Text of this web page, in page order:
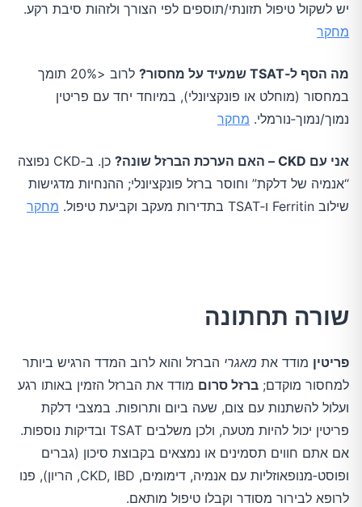
יש לשקול טיפול תזונתי/תוספים לפי הצורך ולזהות סיבת רקע.
מחקר
מה הסף ל‑TSAT שמעיד על מחסור?
לרוב <20% תומך
במחסור (מוחלט או פונקציונלי), במיוחד יחד עם פריטין
נמוך/נמוך‑נורמלי. מחקר
אני עם CKD – האם הערכת הברזל שונה?
כן. ב‑CKD נפוצה
“אנמיה של דלקת” וחוסר ברזל פונקציונלי; ההנחיות מדגישות
שילוב Ferritin ו‑TSAT בתדירות מעקב וקביעת טיפול.
מחקר
שורה תחתונה
פריטין מודד את מאגרי הברזל והוא לרוב המדד הרגיש ביותר
למחסור מוקדם; ברזל סרום מודד את הברזל הזמין באותו רגע
ועלול להשתנות עם צום, שעה ביום ותרופות. במצבי דלקת
פריטין יכול להיות מטעה, ולכן משלבים TSAT ובדיקות נוספות.
אם אתם חווים תסמינים או נמצאים בקבוצת סיכון (גברים
ופוסט‑מנופאוזליות עם אנמיה, דימומים, CKD, IBD, הריון), פנו
לרופא לבירור מסודר וקבלו טיפול מותאם.